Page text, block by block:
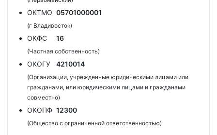
ОКТМО 05701000001
(г Владивосток)
ОКФС 16
(Частная собственность)
ОКОГУ 4210014
(Организации, учрежденные юридическими лицами или
гражданами, или юридическими лицами и гражданами
совместно)
ОКОПФ 12300
(Общество с ограниченной ответственностью)